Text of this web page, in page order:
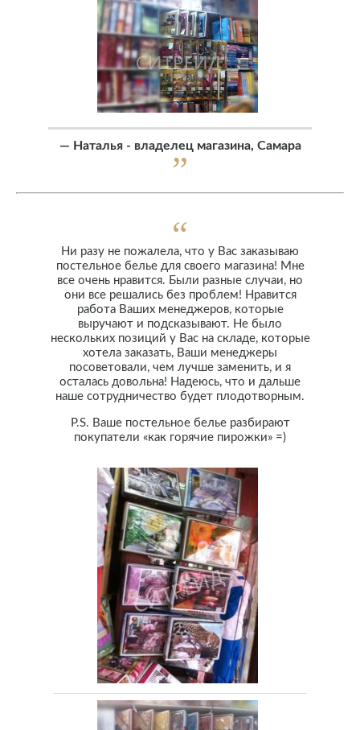
— Наталья - владелец магазина, Самара
Ни разу не пожалела, что у Вас заказываю
постельное белье для своего магазина! Мне
все очень нравится. Были разные случаи, но
они все решались без проблем! Нравится
работа Ваших менеджеров, которые
выручают и подсказывают. Не было
нескольких позиций у Вас на складе, которые
хотела заказать, Ваши менеджеры
посоветовали, чем лучше заменить, и я
осталась довольна! Надеюсь, что и дальше
наше сотрудничество будет плодотворным.
P.S. Ваше постельное белье разбирают
покупатели «как горячие пирожки» =)